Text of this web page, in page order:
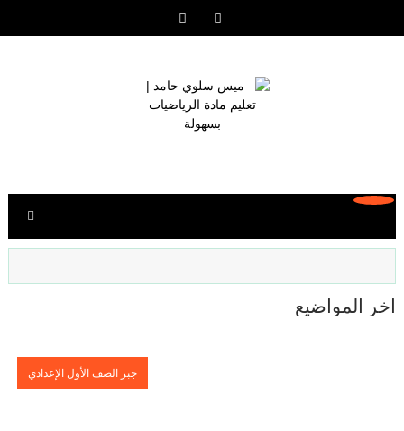
آخر المواضيع
جبر الصف الأول الإعدادي